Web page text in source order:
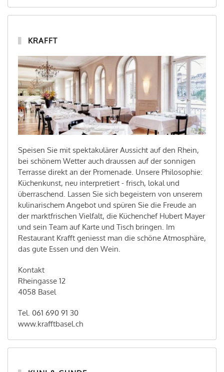
KRAFFT
Speisen Sie mit spektakulärer Aussicht auf den Rhein,
bei schönem Wetter auch draussen auf der sonnigen
Terrasse direkt an der Promenade. Unsere Philosophie:
Küchenkunst, neu interpretiert - frisch, lokal und
überraschend. Lassen Sie sich begeistern von unserem
kulinarischem Angebot und spüren Sie die Freude an
der marktfrischen Vielfalt, die Küchenchef Hubert Mayer
und sein Team auf Karte und Tisch bringen. Im
Restaurant Krafft geniesst man die schöne Atmosphäre,
das gute Essen und den Wein.
Kontakt
Rheingasse 12
4058 Basel
Tel. 061 690 91 30
www.krafftbasel.ch